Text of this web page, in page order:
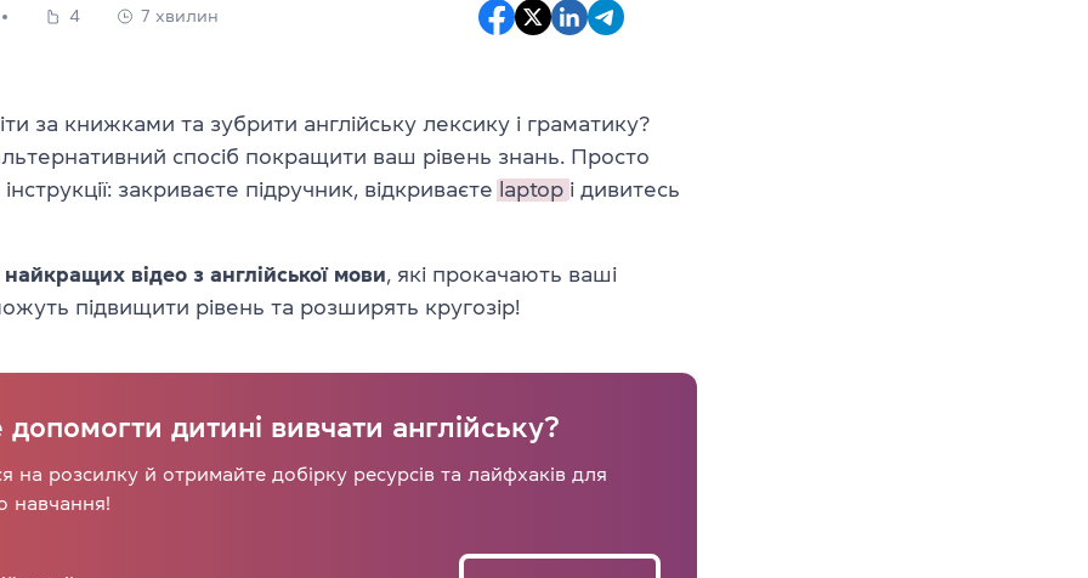
4 7 хвилин
за книжками та зубрити англійську лексику і граматику?
спосіб покращити ваш рівень знань. Просто
закриваєте підручник, відкриваєте
laptop і дивитесь
найкращих відео з англійської мови, які прокачають ваші
підвищити рівень та розширять кругозір!
допомогти дитині вивчати англійську?
на розсилку й отримайте добірку ресурсів та лайфхаків для
навчання!